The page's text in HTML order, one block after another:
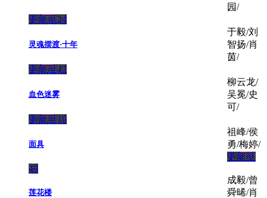
园/
更新至24
灵魂摆渡·十年
于毅/刘
智扬/肖
茵/
更新至42
血色迷雾
柳云龙/
吴冕/史
可/
更新至16
面具
祖峰/侯
勇/梅婷/
更新至
40
莲花楼
成毅/曾
舜晞/肖